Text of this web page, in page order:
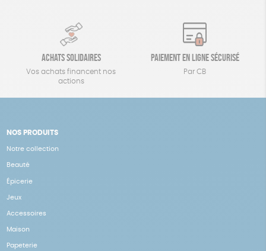
Achats solidaires
Vos achats financent nos
actions
Paiement en ligne sécurisé
Par CB
NOS PRODUITS
Notre collection
Beauté
Épicerie
Jeux
Accessoires
Maison
Papeterie